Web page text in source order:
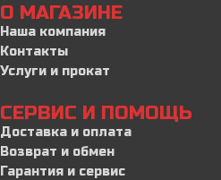
О МАГАЗИНЕ
Наша компания
Контакты
Услуги и прокат
СЕРВИС И ПОМОЩЬ
Доставка и оплата
Возврат и обмен
Гарантия и сервис